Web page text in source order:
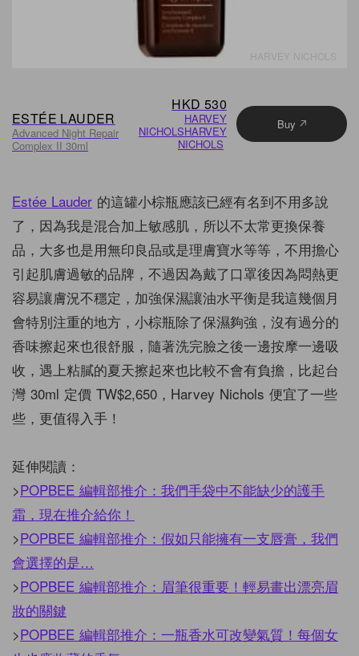
ESTÉE LAUDER
Advanced Night Repair
Complex II 30ml
HKD 530
HARVEY
NICHOLSHARVEY
NICHOLS
Buy
Estée Lauder 的這罐小棕瓶應該已經有名到不用多說
了，因為我是混合加上敏感肌，所以不太常更換保養
品，大多也是用無印良品或是理膚寶水等等，不用擔心
引起肌膚過敏的品牌，不過因為戴了口罩後因為悶熱更
容易讓膚況不穩定，加強保濕讓油水平衡是我這幾個月
會特別注重的地方，小棕瓶除了保濕夠強，沒有過分的
香味擦起來也很舒服，隨著洗完臉之後一邊按摩一邊吸
收，遇上粘膩的夏天擦起來也比較不會有負擔，比起台
灣 30ml 定價 TW$2,650，Harvey Nichols 便宜了一些
些，更值得入手！
延伸閱讀：
>POPBEE 編輯部推介：我們手袋中不能缺少的護手
霜，現在推介給你！
>POPBEE 編輯部推介：假如只能擁有一支唇膏，我們
會選擇的是…
>POPBEE 編輯部推介：眉筆很重要！輕易畫出漂亮眉
妝的關鍵
>POPBEE 編輯部推介：一瓶香水可改變氣質！每個女